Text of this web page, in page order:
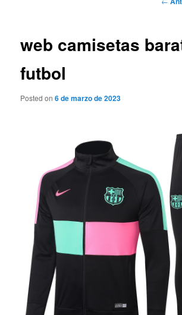
web camisetas
futbol
Posted on6 de marzo de 2023